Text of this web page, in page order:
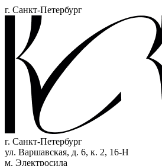
г. Санкт-Петербург
г. Санкт-Петербург
ул. Варшавская, д. 6, к. 2, 16-Н
м. Электросила